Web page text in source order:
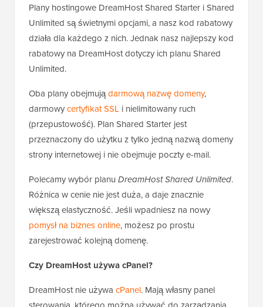
Plany hostingowe DreamHost Shared Starter i Shared
Unlimited są świetnymi opcjami, a nasz kod rabatowy
działa dla każdego z nich. Jednak nasz najlepszy kod
rabatowy na DreamHost dotyczy ich planu Shared
Unlimited.
Oba plany obejmujądarmową nazwę domeny,
darmowycertyfikat SSL i nielimitowany ruch
(przepustowość). Plan Shared Starter jest
przeznaczony do użytku z tylko jedną nazwą domeny
strony internetowej i nie obejmuje poczty e-mail.
Polecamy wybór planu DreamHost Shared Unlimited.
Różnica w cenie nie jest duża, a daje znacznie
większą elastyczność. Jeśli wpadniesz na nowy
pomysł na biznes online, możesz po prostu
zarejestrować kolejną domenę.
Czy DreamHost używa cPanel?
DreamHost nie używa cPanel. Mają własny panel